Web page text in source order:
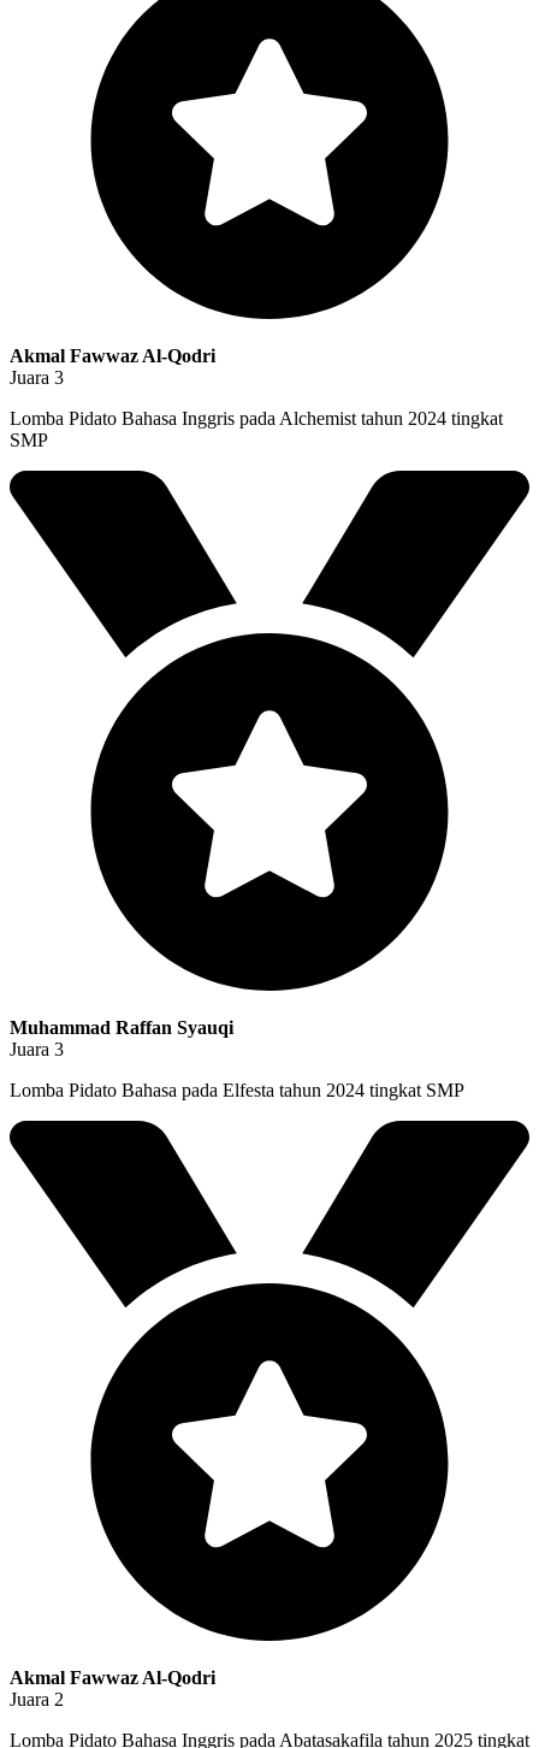
Akmal Fawwaz Al-Qodri
Juara 3
Lomba Pidato Bahasa Inggris pada Alchemist tahun 2024 tingkat
SMP
Muhammad Raffan Syauqi
Juara 3
Lomba Pidato Bahasa pada Elfesta tahun 2024 tingkat SMP
Akmal Fawwaz Al-Qodri
Juara 2
Lomba Pidato Bahasa Inggris pada Abatasakafila tahun 2025 tingkat